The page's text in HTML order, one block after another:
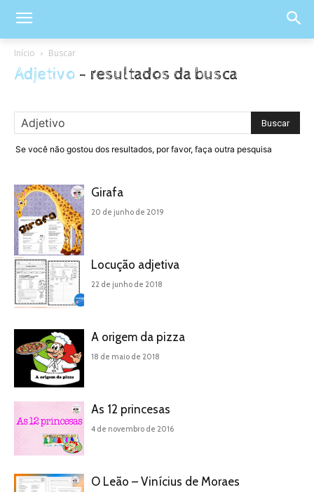
Início Buscar
Adjetivo - resultados da busca
Se você não gostou dos resultados, por favor, faça outra pesquisa
Girafa
20 de junho de 2019
Locução adjetiva
22 de junho de 2018
A origem da pizza
18 de maio de 2018
As 12 princesas
4 de novembro de 2016
O Leão – Vinícius de Moraes